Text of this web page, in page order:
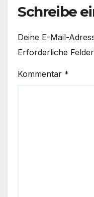
Schreibe
Deine E-Mail-
Erforderliche
Kommentar *